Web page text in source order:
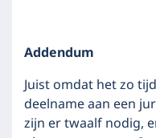
Addendum
Juist omdat het zo
deelname aan een
zijn er twaalf nodig,